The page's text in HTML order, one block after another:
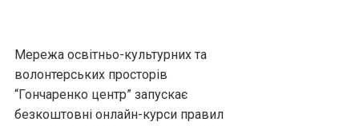
Мережа освітньо-культурних та
волонтерських просторів
“Гончаренко центр” запускає
безкоштовні онлайн-курси правил